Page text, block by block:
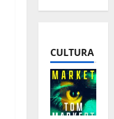
CULTURA